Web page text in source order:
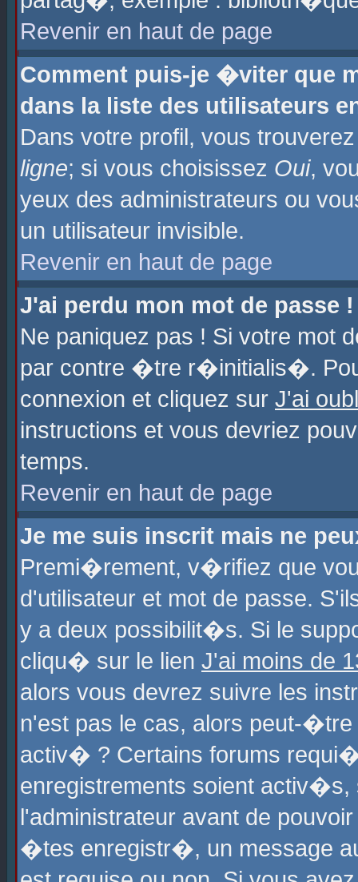
Revenir en haut de page
Comment puis-je �viter que
dans la liste des utilisateurs
Dans votre profil, vous
ligne; si vous choisissez Oui,
yeux des administrateurs ou
un utilisateur invisible.
Revenir en haut de page
J'ai perdu mon mot de passe !
Ne paniquez pas ! Si votre
par contre �tre r�initialis�.
connexion et cliquez sur J'ai
instructions et vous devriez
temps.
Revenir en haut de page
Je me suis inscrit mais ne
Premi�rement, v�rifiez que
d'utilisateur et mot de passe.
y a deux possibilit�s. Si le
cliqu� sur le lien J'ai moins de
alors vous devrez suivre les
n'est pas le cas, alors peut-
activ� ? Certains forums
enregistrements soient
l'administrateur avant de
�tes enregistr�, un message